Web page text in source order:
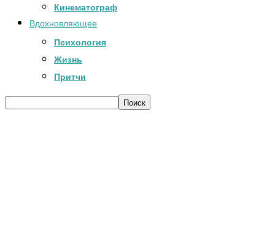
Кинематограф
Вдохновляющее
Психология
Жизнь
Притчи